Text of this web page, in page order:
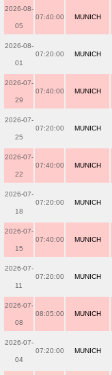
2026-08-
05
07:40:00 MUNICH
2026-08-
01
07:20:00 MUNICH
2026-07-
29
07:40:00 MUNICH
2026-07-
25
07:20:00 MUNICH
2026-07-
22
07:40:00 MUNICH
2026-07-
18
07:20:00 MUNICH
2026-07-
15
07:40:00 MUNICH
2026-07-
11
07:20:00 MUNICH
2026-07-
08
08:05:00 MUNICH
2026-07-
04
07:20:00 MUNICH